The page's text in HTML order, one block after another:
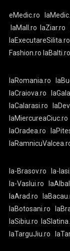
eMedic.ro
laMall.ro
laZiar.ro
laExecutareSilita.ro
Fashion.ro laBalti.ro
laRomania.ro
laCraiova.ro
laCalarasi.ro
laMiercureaCiuc.ro
laOradea.ro
la-Brasov.ro la-
la-Vaslui.ro
laArad.ro
laBotosani.ro
laSibiu.ro
laTarguJiu.ro